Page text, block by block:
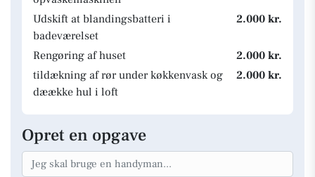
Udskift at blandingsbatteri i
badeværelset
2.000 kr.
Rengøring af huset
2.000 kr.
tildækning af rør under køkkenvask og
dæække hul i loft
2.000 kr.
Opret en opgave